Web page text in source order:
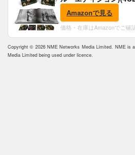
(完全生産限定盤
Amazonで見る
価格・在庫はAmazonでご確
Copyright © 2026 NME Networks Media Limited. NME is
Media Limited being used under licence.